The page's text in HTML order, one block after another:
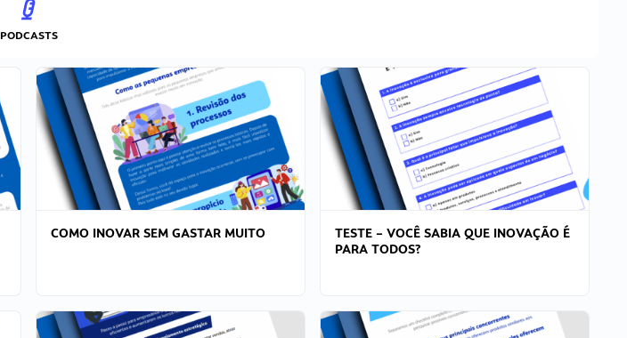
PODCASTS
COMO INOVAR SEM GASTAR MUITO
TESTE – VOCÊ SABIA QUE INOVAÇÃO É
PARA TODOS?